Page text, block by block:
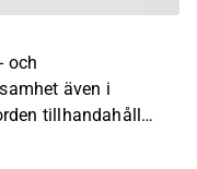
och
även i
tillhandahåller